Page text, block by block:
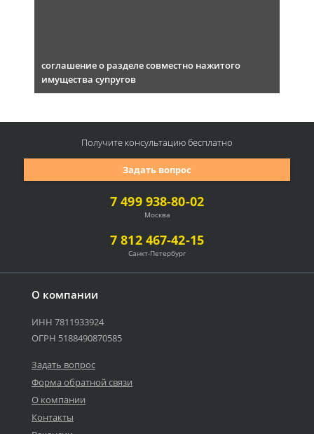
соглашение о разделе совместно нажитого
имущества супругов
О компании
ИНН 7811933924
ОГРН 5188490870585
Задать вопрос
Форма обратной связи
О компании
Контакты
7 499 938-80-02
Москва
7 812 467-42-15
Санкт-Петербург
Задать вопрос
Получите консультациюбесплатно